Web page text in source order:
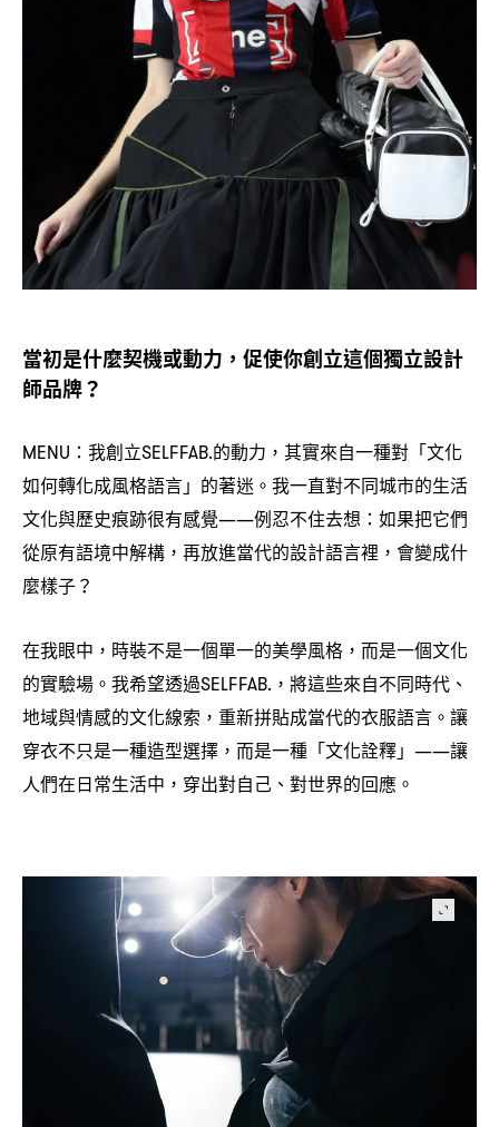
當初是什麼契機或動力 ， 促使你創立這個獨立設計
師品牌？
MENU： 我創立SELFFAB.的動力 ， 其實來自一種對「文化
如何轉化成風格語言」的著迷。我一直對不同城市的生活
文化與歷史痕跡很有感覺——例忍不住去想 ： 如果把它們
從原有語境中解構 ， 再放進當代的設計語言裡 ， 會變成什
麼樣子？
在我眼中 ， 時裝不是一個單一的美學風格 ， 而是一個文化
的實驗場。我希望透過SELFFAB.， 將這些來自不同時代、
地域與情感的文化線索 ， 重新拼貼成當代的衣服語言。讓
穿衣不只是一種造型選擇 ， 而是一種「文化詮釋」 ——讓
人們在日常生活中 ， 穿出對自己、對世界的回應。